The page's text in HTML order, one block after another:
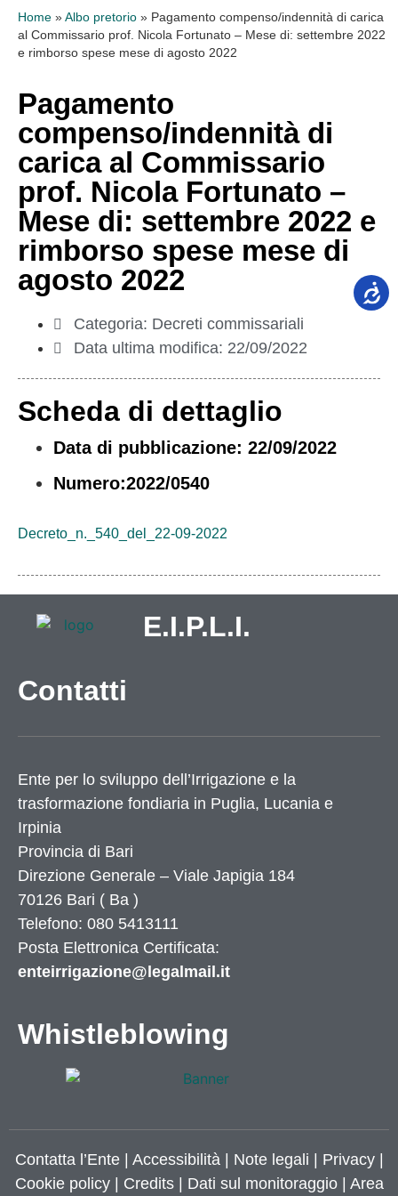
Home » Albo pretorio » Pagamento compenso/indennità di carica
al Commissario prof. Nicola Fortunato – Mese di: settembre 2022
e rimborso spese mese di agosto 2022
Pagamento
compenso/indennità di
carica al Commissario
prof. Nicola Fortunato –
Mese di: settembre 2022 e
rimborso spese mese di
agosto 2022
Categoria: Decreti commissariali
Data ultima modifica: 22/09/2022
Scheda di dettaglio
Data di pubblicazione: 22/09/2022
Numero:2022/0540
Decreto_n._540_del_22-09-2022
E.I.P.L.I.
Contatti
Ente per lo sviluppo dell’Irrigazione e la
trasformazione fondiaria in Puglia, Lucania e
Irpinia
Provincia di Bari
Direzione Generale – Viale Japigia 184
70126 Bari ( Ba )
Telefono: 080 5413111
Posta Elettronica Certificata:
enteirrigazione@legalmail.it
Whistleblowing
Contatta l’Ente| Accessibilità| Note legali Privacy|
Cookie policy| Credits| Dati sul monitoraggio | Area